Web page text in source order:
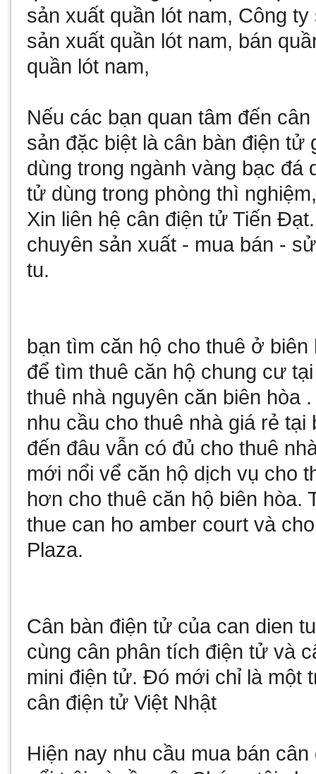
sản xuất quần lót nam, Công ty
sản xuất quần lót nam, bán
quần lót nam,
Nếu các bạn quan tâm đến cân
sản đặc biệt là cân bàn điện tử
dùng trong ngành vàng bạc
tử dùng trong phòng thì
Xin liên hệ cân điện tử Tiến
chuyên sản xuất - mua bán -
tu.
bạn tìm căn hộ cho thuê ở biên
để tìmthuê căn hộ chung cư
thuê nhà nguyên căn biên hòa
nhu cầu cho thuê nhà giá rẻ tại
đến đâu vẫn có đủ cho thuê
mới nổi vể căn hộ dịch vụ cho
hơn cho thuê căn hộ biên hòa.
thue can ho amber court và
Plaza.
Cân bàn điện tử của can dien tu
cùng cân phân tích điện tử và
mini điện tử. Đó mới chỉ là một
cân điện tử Việt Nhật
Hiện nay nhu cầu mua bán